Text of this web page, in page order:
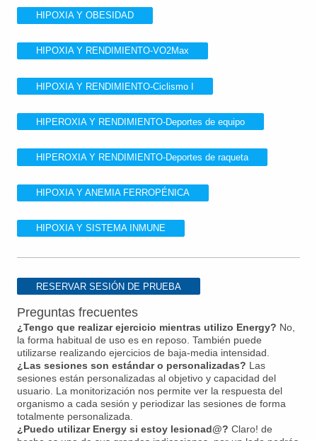
HIPOXIA Y OBESIDAD
HIPOXIA Y RENDIMIENTO-VO2Max
HIPOXIA Y RENDIMIENTO-Ciclismo I
HIPEROXIA Y RENDIMIENTO-Deportes de equipo
HIPEROXIA Y RENDIMIENTO-Deportes de raqueta
HIPOXIA Y ANEMIA FERROPÉNICA
HIPOXIA Y SISTEMA INMUNE
RESERVAR SESIÓN DE PRUEBA
Preguntas frecuentes
¿Tengo que realizar ejercicio mientras utilizo Energy? No,
la forma habitual de uso es en reposo. También puede
utilizarse realizando ejercicios de baja-media intensidad.
¿Las sesiones son estándar o personalizadas? Las
sesiones están personalizadas al objetivo y capacidad del
usuario. La monitorización nos permite ver la respuesta del
organismo a cada sesión y periodizar las sesiones de forma
totalmente personalizada.
¿Puedo utilizar Energy si estoy lesionad@? Claro! de